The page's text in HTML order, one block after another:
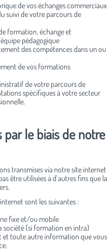
de vos échanges commerciaux
suivi de votre parcours de
formation, échange et
pédagogique
des compétences dans un ou
de vos formations
de votre parcours de
spécifiques à votre secteur
le biais de notre
transmises via notre site internet
être utilisées à d’autres fins que la
sont les suivantes :
fixe et/ou mobile
société (si formation en intra)
et toute autre information que vous